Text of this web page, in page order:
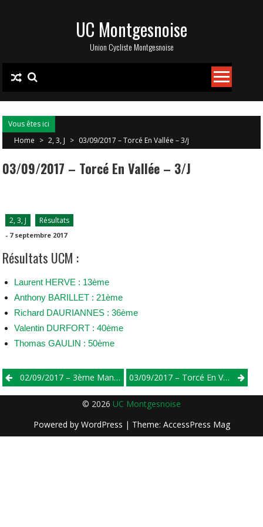
UC Montgesnoise
Union Cycliste Montgesnoise
Vous êtes ici
Home > 2, 3, J > 03/09/2017 – Torcé En Vallée – 3/j
03/09/2017 – Torcé En Vallée – 3/j
2, 3, J Résultats
- 7 septembre 2017
Résultats UCM :
Laurent HERVE : 13ème
Anthony BARILLET : 21ème
Richard DAURIANNES : 36ème
Valentin DURFORT : 40ème
Thomas GAULIN : 50ème
Post
navigation
02/09/2017 – 3ème Manche De La Coupe Des Pays De Loire – Vélodrome Le Mans 03/09/2017 – Torcé En Vallée – Minimes
© 2026 UC Montgesnoise
Powered by WordPress | Theme: AccessPress Mag